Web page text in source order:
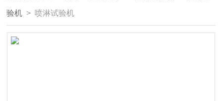
验机 > 喷淋试验机